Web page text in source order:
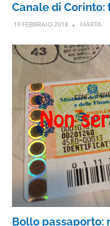
Canale di Corinto:
19 FEBBRAIO 2018 MARTA
Bollo passaporto: